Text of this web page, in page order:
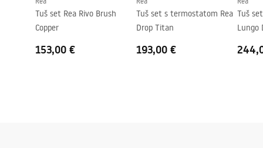
Tuš set Rea Rivo Brush
Copper
153,00 €
Tuš set s termostatom Rea
Drop Titan
193,00 €
Tuš
Lungo